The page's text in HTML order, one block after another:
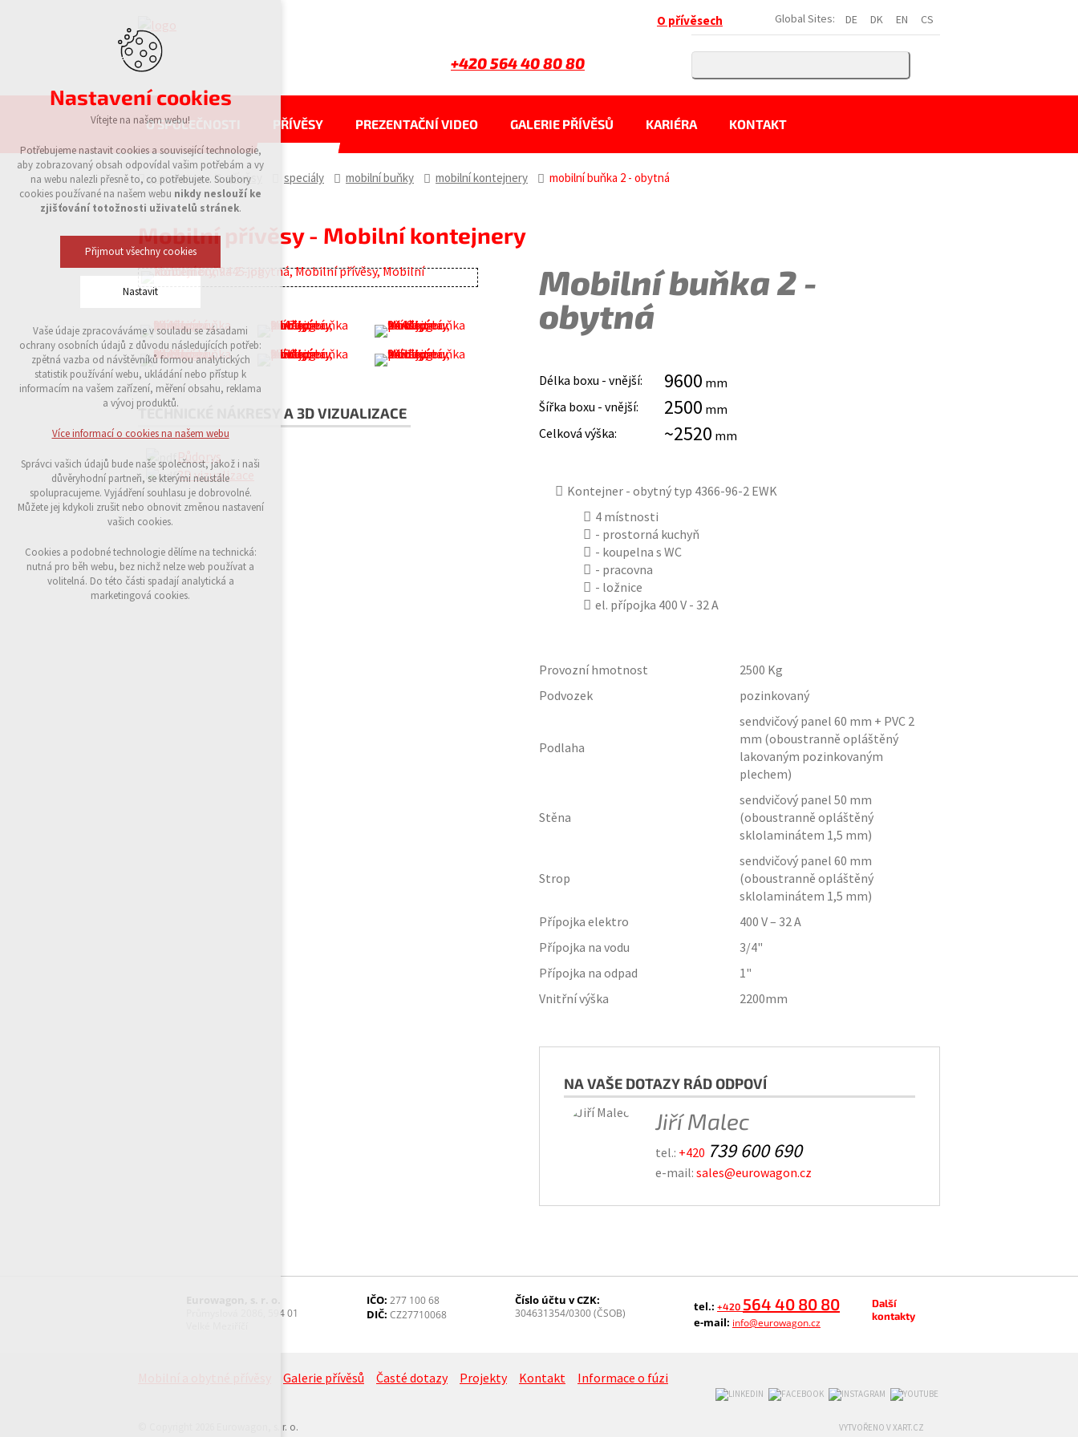
DE DK EN CS
Global Sites:
O přívěsech
+420 564 40 80 80
O SPOLEČNOSTI PŘÍVĚSY PREZENTAČNÍ VIDEO GALERIE PŘÍVĚSŮ KARIÉRA KONTAKT
eurowagon přívěsy speciály mobilní buňky mobilní kontejnery mobilní buňka 2 - obytná
Mobilní přívěsy - Mobilní kontejnery
Mobilní buňka 2 -
obytná
Délka boxu - vnější: 9600 mm
Šířka boxu - vnější:
2500 mm
Celková výška:
~2520 mm
Kontejner - obytný typ 4366-96-2 EWK
4 místnosti
- prostorná kuchyň
- koupelna s WC
- pracovna
- ložnice
el. přípojka 400 V - 32 A
Provozní hmotnost 2500 Kg
Podvozek
pozinkovaný
Podlaha
sendvičový panel 60 mm + PVC 2
mm (oboustranně opláštěný
lakovaným pozinkovaným
plechem)
Stěna
sendvičový panel 50 mm
(oboustranně opláštěný
sklolaminátem 1,5 mm)
Strop
sendvičový panel 60 mm
(oboustranně opláštěný
sklolaminátem 1,5 mm)
Přípojka elektro
400 V – 32 A
Přípojka na vodu
3/4"
Přípojka na odpad
1"
Vnitřní výška
2200mm
NA VAŠE DOTAZY RÁD ODPOVÍ
Jiří Malec
tel.: +420 739 600 690
e-mail: sales@eurowagon.cz
TECHNICKÉ NÁKRESY A 3D VIZUALIZACE
Půdorys
3D vizualizace
Průmyslová 2086, 594 01
IČO: 277 100 68
DIČ: CZ27710068
Číslo účtu v CZK:
304631354/0300 (ČSOB) tel.: +420 564 40 80 80
e-mail: info@eurowagon.cz
Další
kontakty
Galerie přívěsů Časté dotazy Projekty Kontakt Informace o fúzi
© Copyright 2026 Eurowagon, s. r. o. VYTVOŘENO V XART.CZ
Nastavení cookies
Vítejte na našem webu!
Potřebujeme nastavit cookies a související technologie,
aby zobrazovaný obsah odpovídal vašim potřebám a vy
na webu nalezli přesně to, co potřebujete. Soubory
cookies používané na našem webu nikdy neslouží ke
zjišťování totožnosti uživatelů stránek.
Přijmout všechny cookies
Nastavit
Technická cookies
nutná pro provozování webu
udržení kontextu stránek (session): případná
přihlášení, volby jazyka, apod.
analytická pro anonymizované vyhodnocení
návštěvnosti
marketingová cookies (Google)
Více informací o cookies na našem webu
Odmítnout vše
Vaše údaje zpracováváme v souladu se zásadami
ochrany osobních údajů z důvodu následujících potřeb:
zpětná vazba od návštěvníků formou analytických
statistik používání webu, ukládání nebo přístup k
informacím na vašem zařízení, měření obsahu, reklama
a vývoj produktů.
Více informací o cookies na našem webu
Správci vašich údajů bude naše společnost, jakož i naši
důvěryhodní partneři, se kterými neustále
spolupracujeme. Vyjádření souhlasu je dobrovolné.
Můžete jej kdykoli zrušit nebo obnovit změnou nastavení
vašich cookies.
Cookies a podobné technologie dělíme na technická:
nutná pro běh webu, bez nichž nelze web používat a
volitelná. Do této části spadají analytická a
marketingová cookies.